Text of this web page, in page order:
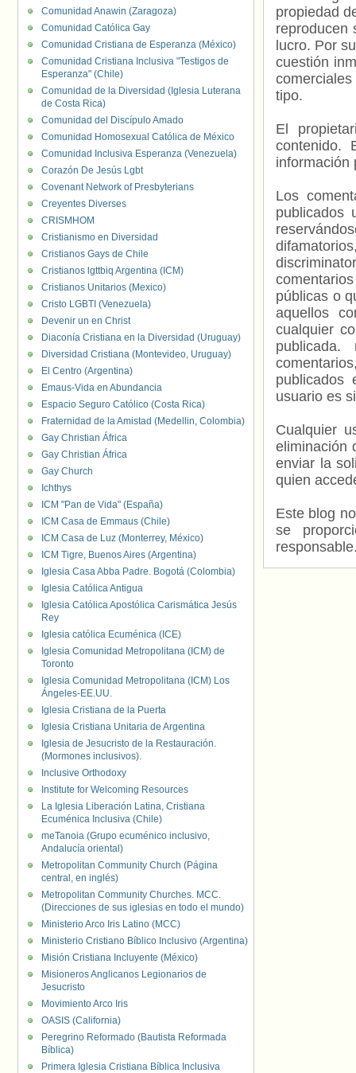
propiedad
reproducen
lucro. Por
cuestión
tipo.
El
contenido.
información
Los
publicados
públicas o
aquellos
cualquier
usuario es
Cualquier
eliminación
enviar la
quien
Este blog
se
Comunidad Anawin (Zaragoza)
Comunidad Católica Gay
Comunidad Cristiana de Esperanza (México)
Comunidad Cristiana Inclusiva "Testigos de
Esperanza" (Chile)
Comunidad de la Diversidad (Iglesia Luterana
de Costa Rica)
Comunidad del Discípulo Amado
Comunidad Homosexual Católica de México
Comunidad Inclusiva Esperanza (Venezuela)
Corazón De Jesús Lgbt
Covenant Network of Presbyterians
Creyentes Diverses
CRISMHOM
Cristianismo en Diversidad
Cristianos Gays de Chile
Cristianos lgttbiq Argentina (ICM)
Cristianos Unitarios (Mexico)
Cristo LGBTI (Venezuela)
Devenir un en Christ
Diaconía Cristiana en la Diversidad (Uruguay)
Diversidad Cristiana (Montevideo, Uruguay)
El Centro (Argentina)
Emaus-Vida en Abundancia
Espacio Seguro Católico (Costa Rica)
Fraternidad de la Amistad (Medellin, Colombia)
Gay Christian África
Gay Christian África
Gay Church
Ichthys
ICM "Pan de Vida" (España)
ICM Casa de Emmaus (Chile)
ICM Casa de Luz (Monterrey, México)
ICM Tigre, Buenos Aires (Argentina)
Iglesia Casa Abba Padre. Bogotá (Colombia)
Iglesia Católica Antigua
Iglesia Católica Apostólica Carismática Jesús
Rey
Iglesia católica Ecuménica (ICE)
Iglesia Comunidad Metropolitana (ICM) de
Toronto
Iglesia Comunidad Metropolitana (ICM) Los
Ángeles-EE.UU.
Iglesia Cristiana de la Puerta
Iglesia Cristiana Unitaria de Argentina
Iglesia de Jesucristo de la Restauración.
(Mormones inclusivos).
Inclusive Orthodoxy
Institute for Welcoming Resources
La Iglesia Liberación Latina, Cristiana
Ecuménica Inclusiva (Chile)
meTanoia (Grupo ecuménico inclusivo,
Andalucía oriental)
Metropolitan Community Church (Página
central, en inglés)
Metropolitan Community Churches. MCC.
(Direcciones de sus iglesias en todo el mundo)
Ministerio Arco Iris Latino (MCC)
Ministerio Cristiano Bíblico Inclusivo (Argentina)
Misión Cristiana Incluyente (México)
Misioneros Anglicanos Legionarios de
Jesucristo
Movimiento Arco Iris
OASIS (California)
Peregrino Reformado (Bautista Reformada
Bíblica)
Primera Iglesia Cristiana Bíblica Inclusiva